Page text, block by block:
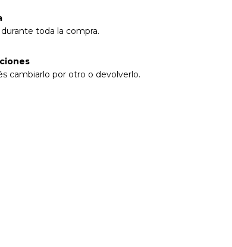
toda la compra.
cambiarlo por otro o devolverlo.